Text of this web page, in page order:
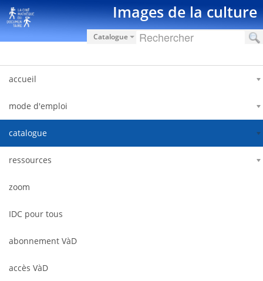
Zum Inhalt wechseln Images de la culture
Catalogue
accueil
mode d'emploi
catalogue
ressources
zoom
IDC pour tous
abonnement VàD
accès VàD